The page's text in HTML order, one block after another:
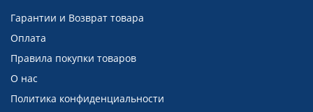
Гарантии и Возврат товара
Оплата
Правила покупки товаров
О нас
Политика конфиденциальности